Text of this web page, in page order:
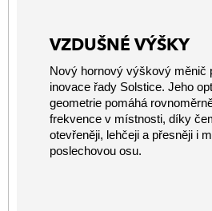
VZDUŠNÉ VÝŠKY
Nový hornový výškový měnič
inovace řady Solstice. Jeho
geometrie pomáhá
frekvence v místnosti, díky
otevřeněji, lehčeji a přesněji i
poslechovou osu.